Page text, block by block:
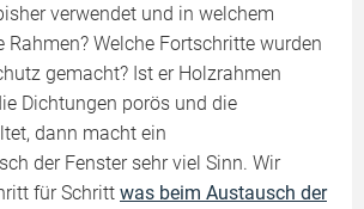
verwendet und in welchem
Welche Fortschritte wurden
gemacht? Ist er Holzrahmen
Dichtungen porös und die
dann macht ein
der Fenster sehr viel Sinn. Wir
für Schritt was beim Austausch der